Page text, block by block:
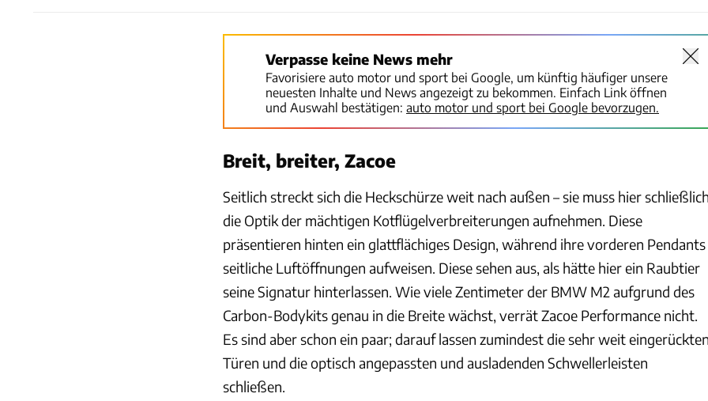
Verpasse keine News mehr
Favorisiere auto motor und sport bei Google, um künftig häufiger unsere
neuesten Inhalte und News angezeigt zu bekommen. Einfach Link öffnen
und Auswahl bestätigen: auto motor und sport bei Google bevorzugen.
Breit, breiter, Zacoe
Seitlich streckt sich die Heckschürze weit nach außen – sie muss hier
die Optik der mächtigen Kotflügelverbreiterungen aufnehmen. Diese
präsentieren hinten ein glattflächiges Design, während ihre vorderen Pendants
seitliche Luftöffnungen aufweisen. Diese sehen aus, als hätte hier ein Raubtier
seine Signatur hinterlassen. Wie viele Zentimeter der BMW M2 aufgrund des
Carbon-Bodykits genau in die Breite wächst, verrät Zacoe Performance nicht.
Es sind aber schon ein paar; darauf lassen zumindest die sehr weit
Türen und die optisch angepassten und ausladenden Schwellerleisten
schließen.